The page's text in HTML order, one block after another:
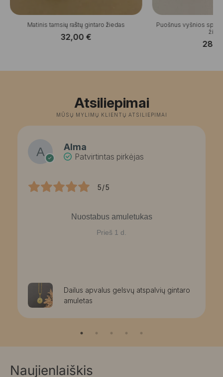
Matinis tamsių raštų gintaro žiedas
32,00 €
Puošnus vyšnios
Atsiliepimai
MŪSŲ MYLIMŲ KLIENTŲ ATSILIEPIMAI
Alma
Patvirtintas pirkėjas
5/5
Nuostabus amuletukas
Prieš 1 d.
Dailus apvalus gelsvų atspalvių gintaro
amuletas
Naujienlaiškis